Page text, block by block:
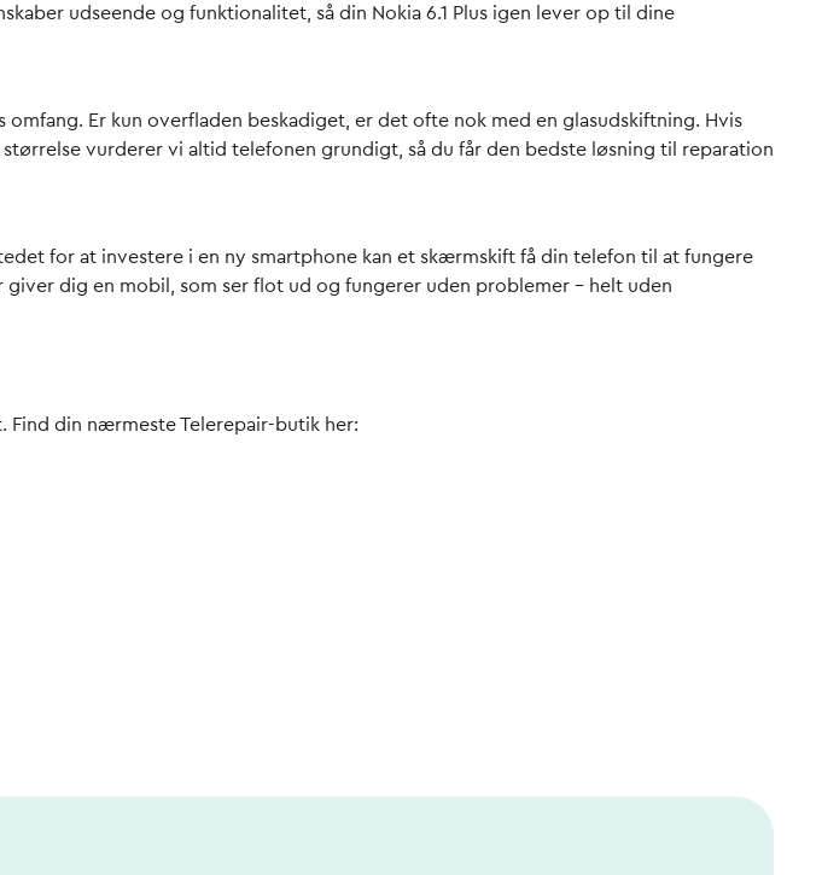
udseende og funktionalitet, så din Nokia 6.1 Plus igen lever op til dine
Er kun overfladen beskadiget, er det ofte nok med en glasudskiftning. Hvis
vurderer vi altid telefonen grundigt, så du får den bedste løsning til reparation
for at investere i en ny smartphone kan et skærmskift få din telefon til at fungere
dig en mobil, som ser flot ud og fungerer uden problemer – helt uden
din nærmeste Telerepair-butik her: